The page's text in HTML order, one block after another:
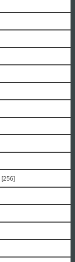
[256]